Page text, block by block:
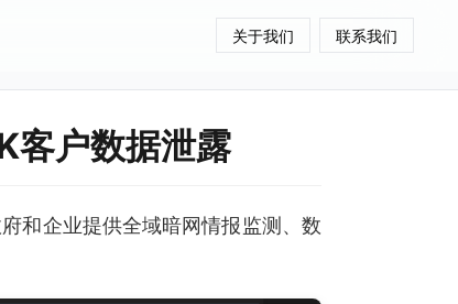
关于我们 联系我们
客户数据泄露
和企业提供全域暗网情报监测、数